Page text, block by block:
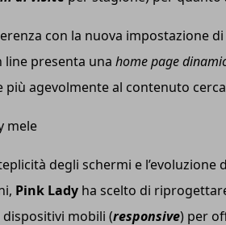
con la nuova impostazione
line presenta una home page
più agevolmente al contenuto
degli schermi e
Pink Lady ha scelto di
dispositivi mobili (responsive) per